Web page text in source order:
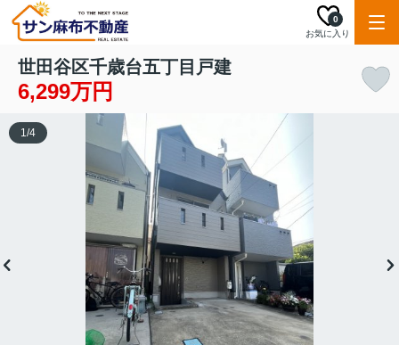
お気に入り
0
世田谷区千歳台五丁目戸建
6,299万円
1/4